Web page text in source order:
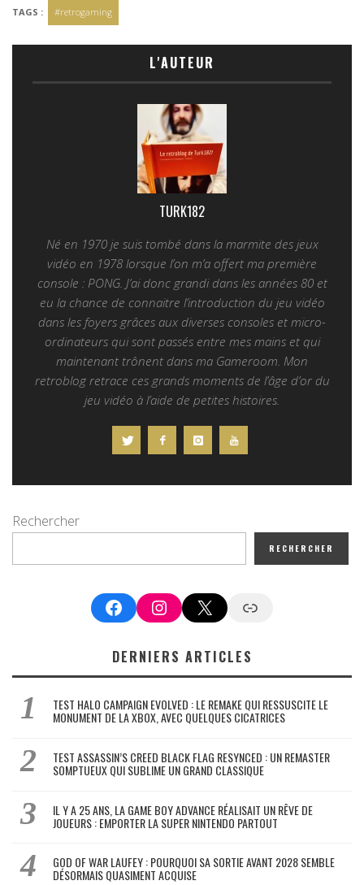
TAGS : #retrogaming
L'AUTEUR
TURK182
Né en 1970 je suis tombé dans la marmite des jeux
vidéo en 1978 lorsque l’on m’a offert ma première
console : PONG. J’ai donc grandi dans les années 80 et
eu la chance de connaitre l’introduction du jeu vidéo
dans les foyers grâces aux diverses consoles et micro-
ordinateurs qui sont passés entre mes mains et qui
maintenant trônent dans ma Gameroom. Mon
retroblog retrace ces grands moments de l’âge d’or du
jeu vidéo à l’aide de petites histoires.
Rechercher
RECHERCHER
FacebookInstagram
X Google News
DERNIERS ARTICLES
TEST HALO CAMPAIGN EVOLVED : LE REMAKE QUI RESSUSCITE LE
MONUMENT DE LA XBOX, AVEC QUELQUES CICATRICES
TEST ASSASSIN’S CREED BLACK FLAG RESYNCED : UN REMASTER
SOMPTUEUX QUI SUBLIME UN GRAND CLASSIQUE
IL Y A 25 ANS, LA GAME BOY ADVANCE RÉALISAIT UN RÊVE DE
JOUEURS : EMPORTER LA SUPER NINTENDO PARTOUT
GOD OF WAR LAUFEY : POURQUOI SA SORTIE AVANT 2028 SEMBLE
DÉSORMAIS QUASIMENT ACQUISE